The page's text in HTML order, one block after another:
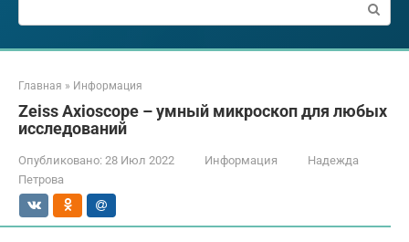
Главная » Информация
Zeiss Axioscope – умный микроскоп для любых
исследований
Опубликовано: 28 Июл 2022 Информация
Надежда
Петрова